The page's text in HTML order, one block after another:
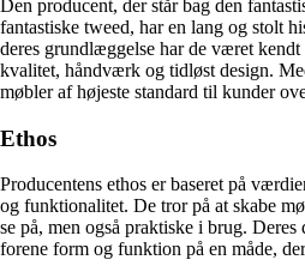
Den producent, der står bag den
fantastiske tweed, har en lang og stolt
deres grundlæggelse har de været
kvalitet, håndværk og tidløst design.
møbler af højeste standard til kunder
Ethos
Producentens ethos er baseret på
og funktionalitet. De tror på at skabe
se på, men også praktiske i brug.
forene form og funktion på en måde,